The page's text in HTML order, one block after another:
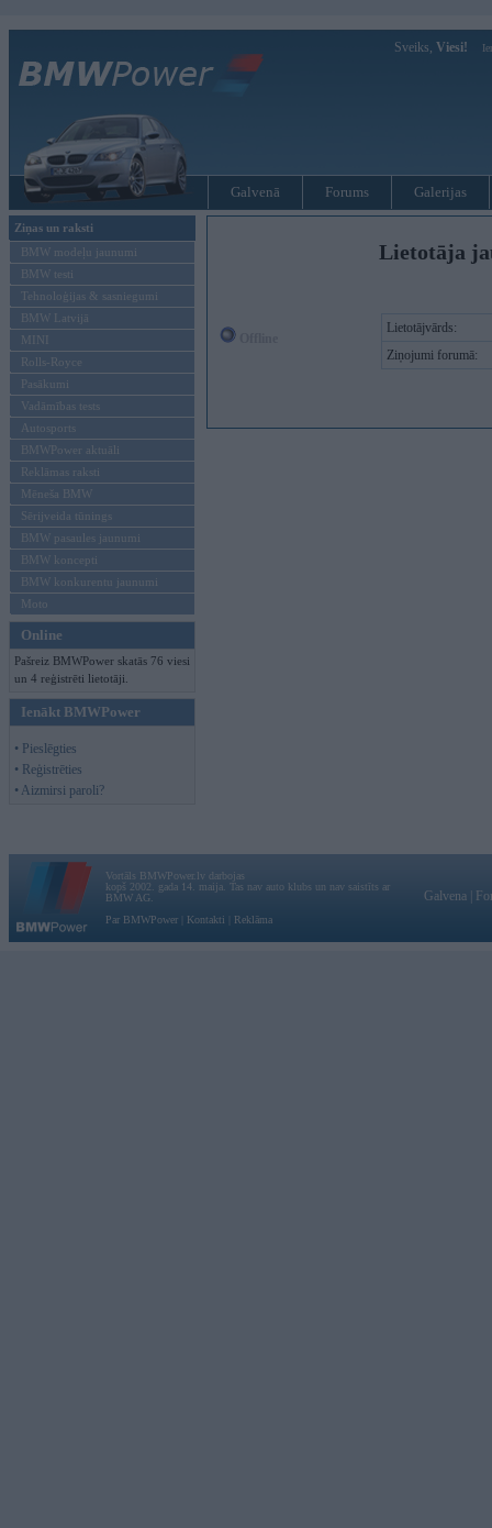
Sveiks, Viesi!
Galvenā Forums Galerijas
Ziņas un raksti
BMW modeļu jaunumi
BMW testi
Tehnoloģijas & sasniegumi
BMW Latvijā
MINI
Rolls-Royce
Pasākumi
Vadāmības tests
Autosports
BMWPower aktuāli
Reklāmas raksti
Mēneša BMW
Sērijveida tūnings
BMW pasaules jaunumi
BMW koncepti
BMW konkurentu jaunumi
Moto
Online
Pašreiz BMWPower skatās 76 viesi
un 4 reģistrēti lietotāji.
Ienākt BMWPower
• Pieslēgties
• Reģistrēties
• Aizmirsi paroli?
Lietotāja
Lietotājvārds:
Ziņojumi forumā:
Vortāls BMWPower.lv darbojas
kopš 2002. gada 14. maija. Tas nav auto klubs un nav saistīts ar
BMW AG.
Par BMWPower
Kontakti Reklāma
Galvena